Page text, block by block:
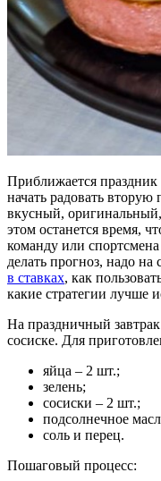
Приближается
начать радовать
вкусный,
этом останется время,
команду или
делать прогноз, надо на
в ставках, как
какие стратегии лучше
На праздничный
сосиске. Для
яйца – 2 шт.;
зелень;
сосиски – 2 шт.;
подсолнечное
соль и перец.
Пошаговый процесс: